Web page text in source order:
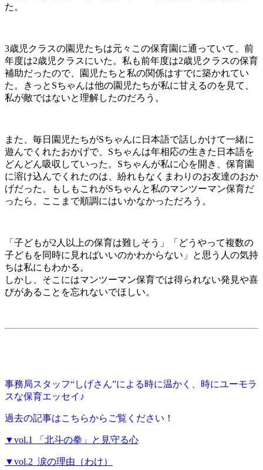
た。
3歳児クラスの園児たちは元々この保育園に通っていて、前
年度は2歳児クラスにいた。私も前年度は2歳児クラスの保育
補助だったので、園児たちと私の関係はすでに築かれてい
た。きっとSちゃんは他の園児たちが私に甘えるのを見て、
私が敵ではないと理解したのだろう。
また、毎日園児たちがSちゃんに日本語で話しかけて一緒に
遊んでくれたおかげで、Sちゃんは年相応の生きた日本語を
どんどん吸収していった。Sちゃんが私に心を開き、保育園
に溶け込んでくれたのは、紛れもなくまわりのお友達のおか
げだった。もしもこれがSちゃんと私のマンツーマン保育だ
ったら、ここまで順調にはいかなかっただろう。
「子どもが2人以上の保育は難しそう」「どうやって複数の
子どもを同時に見ればいいのかわからない」と思う人の気持
ちは私にもわかる。
しかし、そこにはマンツーマン保育では得られない発見や喜
びがあることを忘れないでほしい。
事務局スタッフ“しげさん”による時に温かく、時にユーモラ
スな保育エッセイ♪
過去の記事はこちらからご覧ください！
▼vol.1 「北斗の拳」と見守る心
▼vol.2 涙の理由（わけ）